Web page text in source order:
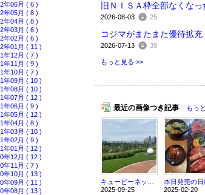
年06月 ( 6 )
年05月 ( 8 )
年04月 ( 8 )
年03月 ( 6 )
年02月 ( 6 )
年01月 ( 11 )
年12月 ( 7 )
年11月 ( 9 )
年10月 ( 7 )
年09月 ( 10 )
年08月 ( 10 )
年07月 ( 12 )
年06月 ( 9 )
年05月 ( 12 )
年04月 ( 8 )
年03月 ( 10 )
年02月 ( 9 )
年01月 ( 12 )
年12月 ( 12 )
年11月 ( 7 )
年10月 ( 13 )
年09月 ( 11 )
年08月 ( 13 )
旧ＮＩＳＡ枠全部なくなっ
2026-08-03 25
2026-07-13 39
もっと見る >>
最近の画像つき記事 もっ
2025-09-25
2025-02-20